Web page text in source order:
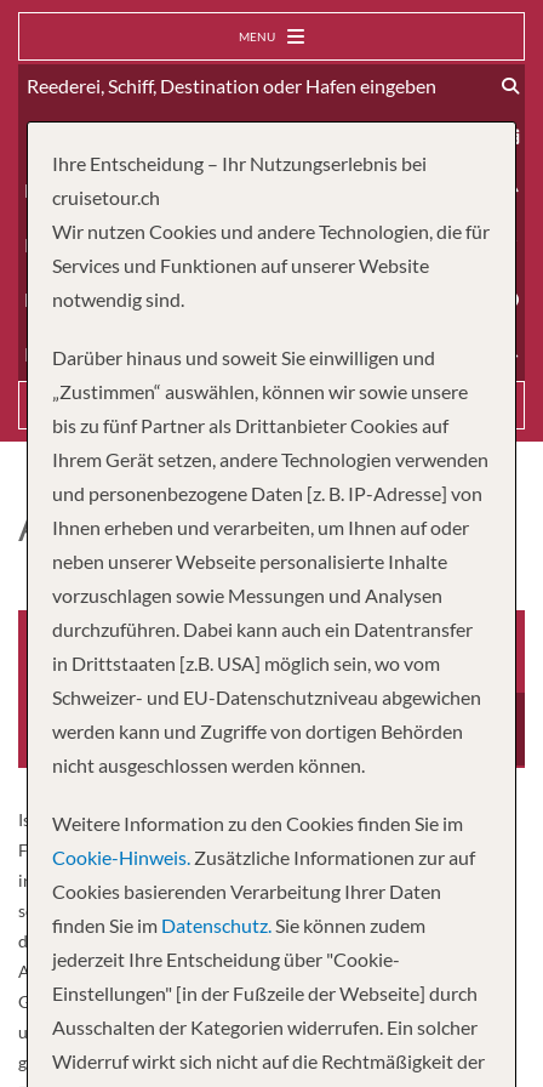
MENU
Erwachsene
Kinder
Dauer
Reiseart
Suchen
AMABELLA
Baujahr
2010
Besatzung
51
Ist sie nicht wunderschön? Die AmaBella ist ein atemberaubendes
Flussschiff, einzigartig in seiner Art. Die Main Lounge ist klassisch
in Schwarz und Weiß gehalten, so dass Ihre Gespräche für Farbe
sorgen. Die intime marmorierte Bar lädt zu einem Cocktail ein und
das Putting Green auf dem Sonnendeck, das nur auf ausgewählten
AmaWaterways-Schiffen zu finden ist, lockt sowohl regelmäßige
Golfer als auch Neulinge an. Die meisten Kabinen verfügen über
unsere charakteristischen Doppelbalkone, damit Sie die Aussicht
genießen können, wie Sie möchten, sowie über Entertainment-On-
Ihre Entscheidung – Ihr Nutzungserlebnis bei
cruisetour.ch
Wir nutzen Cookies und andere Technologien, die für
Services und Funktionen auf unserer Website
notwendig sind.
Darüber hinaus und soweit Sie einwilligen und
„Zustimmen“ auswählen, können wir sowie unsere
bis zu fünf Partner als Drittanbieter Cookies auf
Ihrem Gerät setzen, andere Technologien verwenden
und personenbezogene Daten [z. B. IP-Adresse] von
Ihnen erheben und verarbeiten, um Ihnen auf oder
neben unserer Webseite personalisierte Inhalte
vorzuschlagen sowie Messungen und Analysen
durchzuführen. Dabei kann auch ein Datentransfer
in Drittstaaten [z.B. USA] möglich sein, wo vom
Schweizer- und EU-Datenschutzniveau abgewichen
werden kann und Zugriffe von dortigen Behörden
nicht ausgeschlossen werden können.
Weitere Information zu den Cookies finden Sie im
Cookie-Hinweis. Zusätzliche Informationen zur auf
Cookies basierenden Verarbeitung Ihrer Daten
finden Sie im Datenschutz.Sie können zudem
jederzeit Ihre Entscheidung über "Cookie-
Einstellungen" [in der Fußzeile der Webseite] durch
Ausschalten der Kategorien widerrufen. Ein solcher
Widerruf wirkt sich nicht auf die Rechtmäßigkeit der